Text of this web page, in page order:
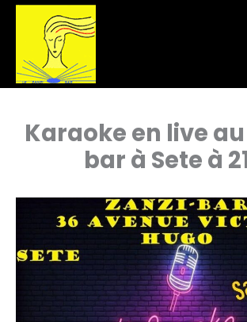
Aller
Karaoke en live
bar à Sete à